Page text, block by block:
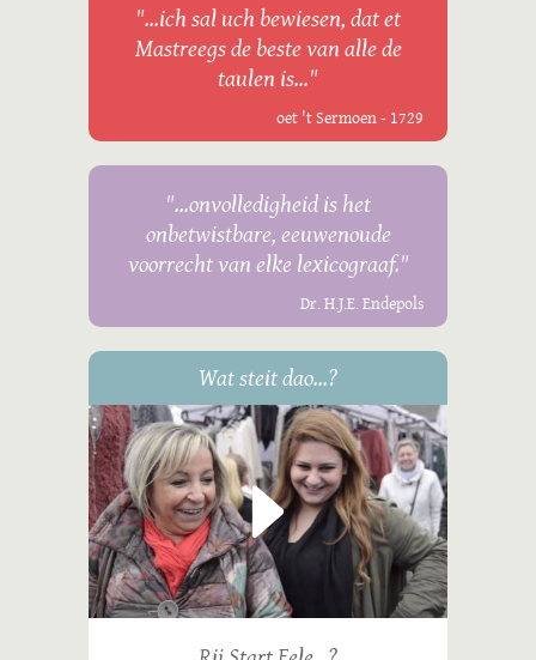
"...ich sal uch bewiesen, dat et
Mastreegs de beste van alle de
taulen is..."
oet 't Sermoen - 1729
"...onvolledigheid is het
onbetwistbare, eeuwenoude
voorrecht van elke lexicograaf."
Dr. H.J.E. Endepols
Wat steit dao...?